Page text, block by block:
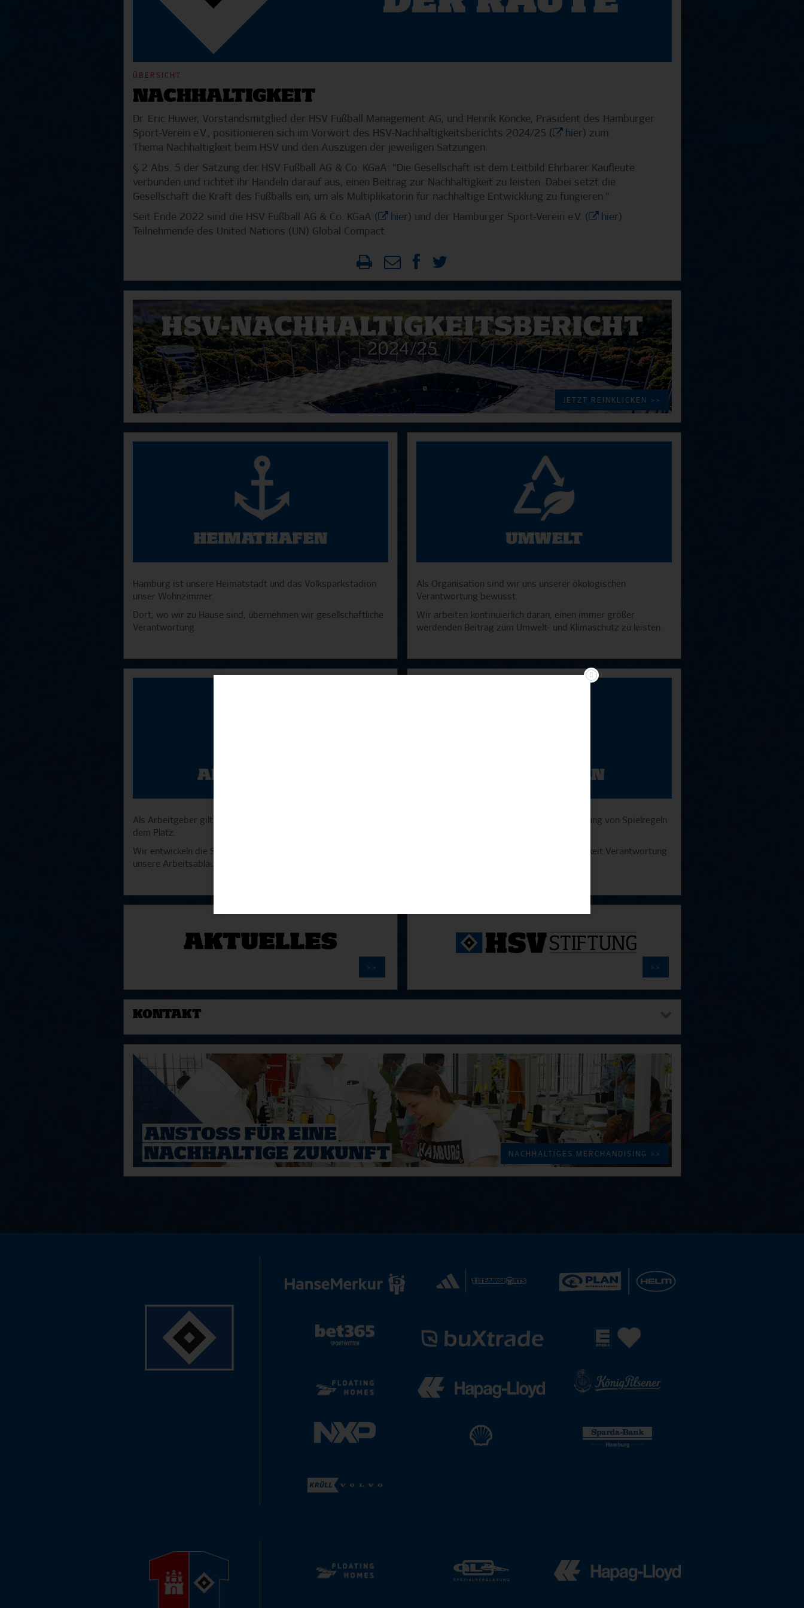
ÜBERSICHT
NACHHALTIGKEIT
Dr. Eric Huwer, Vorstandsmitglied der HSV Fußball Management AG, und Henrik Köncke, Präsident des Hamburger
Sport-Verein e.V., positionieren sich im Vorwort des HSV-Nachhaltigkeitsberichts 2024/25 (
hier) zum
Thema Nachhaltigkeit beim HSV und den Auszügen der jeweiligen Satzungen.
§ 2 Abs. 5 der Satzung der HSV Fußball AG & Co. KGaA: "Die Gesellschaft ist dem Leitbild Ehrbarer Kaufleute
verbunden und richtet ihr Handeln darauf aus, einen Beitrag zur Nachhaltigkeit zu leisten. Dabei setzt die
Gesellschaft die Kraft des Fußballs ein, um als Multiplikatorin für nachhaltige Entwicklung zu fungieren."
Seit Ende 2022 sind die HSV Fußball AG & Co. KGaA (
hier) und der Hamburger Sport-Verein e.V. ( hier)
Teilnehmende des United Nations (UN) Global Compact.
JETZT REINKLICKEN >>
Hamburg ist unsere Heimatstadt und das Volksparkstadion
unser Wohnzimmer.
Dort, wo wir zu Hause sind, übernehmen wir gesellschaftliche
Verantwortung.
Als Organisation sind wir uns unserer ökologischen
Verantwortung bewusst.
Wir arbeiten kontinuierlich daran, einen immer größer
werdenden Beitrag zum Umwelt- und Klimaschutz zu leisten.
Als Arbeitgeber gilt der Teamgedanke für uns auf und neben
dem Platz.
Wir entwickeln die Strukturen unseres Arbeitsalltages und
unsere Arbeitsabläufe nachhaltig weiter.
Als Sportverein wissen wir um die Bedeutung von Spielregeln
Wir übernehmen im Rahmen unserer Tätigkeit Verantwortung
>> >>
KONTAKT
NACHHALTIGES MERCHANDISING >>